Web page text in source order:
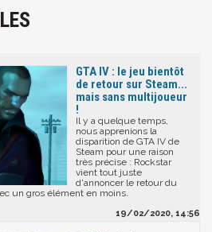
GTA IV : le jeu bientôt
de retour sur Steam...
mais sans multijoueur
!
Il y a quelque temps,
nous apprenions la
disparition de GTA IV de
Steam pour une raison
très précise : Rockstar
vient tout juste
d'annoncer le retour du
un gros élément en moins.
19/02/2020, 14:56